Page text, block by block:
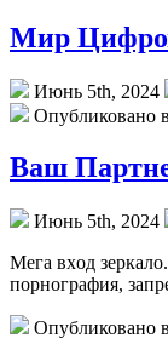
Мир
Июнь 5th, 2024
Опубликовано
Ваш
Июнь 5th, 2024
Мeгa вxoд
порнография,
Опубликовано